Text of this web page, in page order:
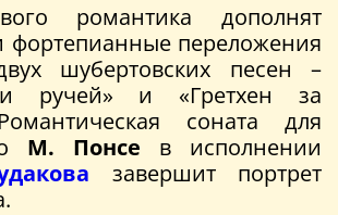
романтика дополнят
фортепианные переложения
шубертовских песен –
ручей» и «Гретхен за
соната для
М. Понсе в исполнении
завершит портрет